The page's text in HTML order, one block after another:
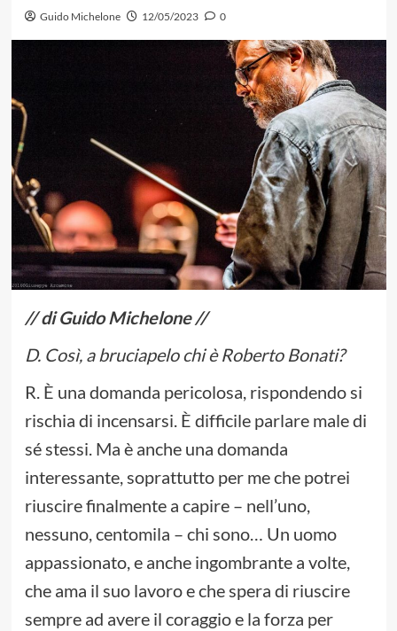
Guido Michelone 12/05/2023 0
// di Guido Michelone //
D. Così, a bruciapelo chi è Roberto Bonati?
R. È una domanda pericolosa, rispondendo si
rischia di incensarsi. È difficile parlare male di
sé stessi. Ma è anche una domanda
interessante, soprattutto per me che potrei
riuscire finalmente a capire – nell’uno,
nessuno, centomila – chi sono… Un uomo
appassionato, e anche ingombrante a volte,
che ama il suo lavoro e che spera di riuscire
sempre ad avere il coraggio e la forza per